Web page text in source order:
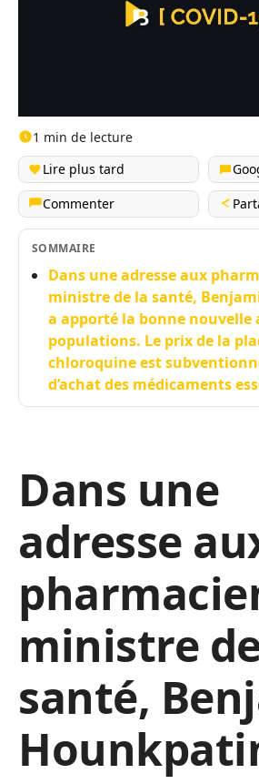
1 min de lecture
Lire plus tard
Commenter
SOMMAIRE
Dans une adresse aux
ministre de la santé,
a apporté la bonne nouvelle
populations. Le prix de la
chloroquine est
d’achat des médicaments
Dans une
adresse
ministre
santé,